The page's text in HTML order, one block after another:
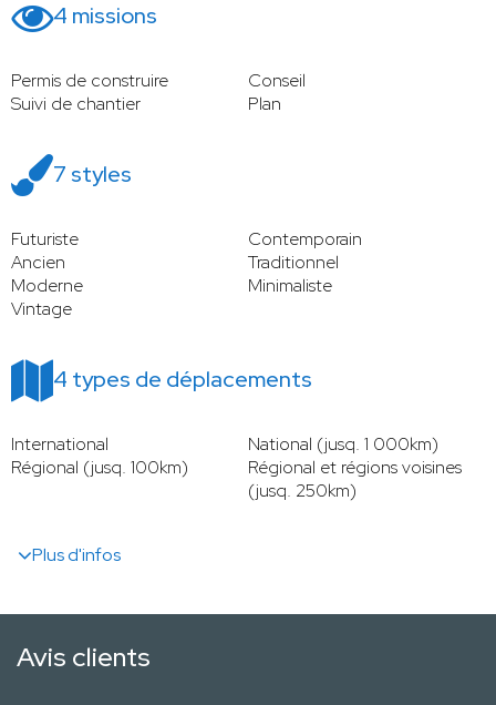
4 missions
Permis de construire
Conseil
Suivi de chantier
Plan
7 styles
Futuriste
Contemporain
Ancien
Traditionnel
Moderne
Minimaliste
Vintage
4 types de déplacements
International
National (jusq. 1 000km)
Régional (jusq. 100km)
Régional et régions voisines
(jusq. 250km)
Plus d'infos
Avis clients